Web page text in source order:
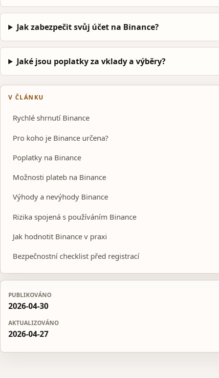
Jak zabezpečit svůj účet na Binance?
Jaké jsou poplatky za vklady a výběry?
V ČLÁNKU
Rychlé shrnutí Binance
Pro koho je Binance určena?
Poplatky na Binance
Možnosti plateb na Binance
Výhody a nevýhody Binance
Rizika spojená s používáním Binance
Jak hodnotit Binance v praxi
Bezpečnostní checklist před registrací
PUBLIKOVÁNO
2026-04-30
AKTUALIZOVÁNO
2026-04-27